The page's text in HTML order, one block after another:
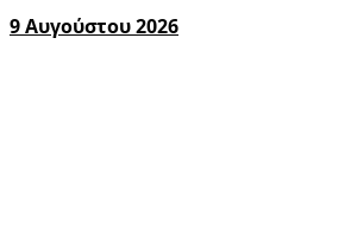
9 Αυγούστου 2026